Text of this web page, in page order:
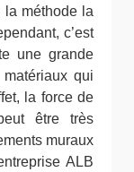
la méthode la
c’est
une grande
qui
la force de
être très
muraux
ALB